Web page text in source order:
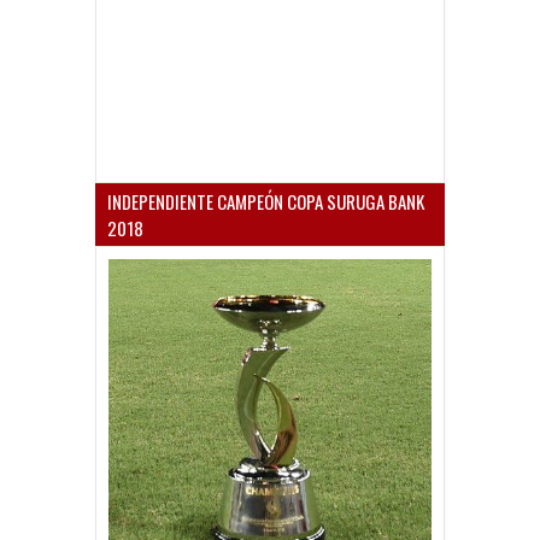
INDEPENDIENTE CAMPEÓN COPA SURUGA BANK
2018